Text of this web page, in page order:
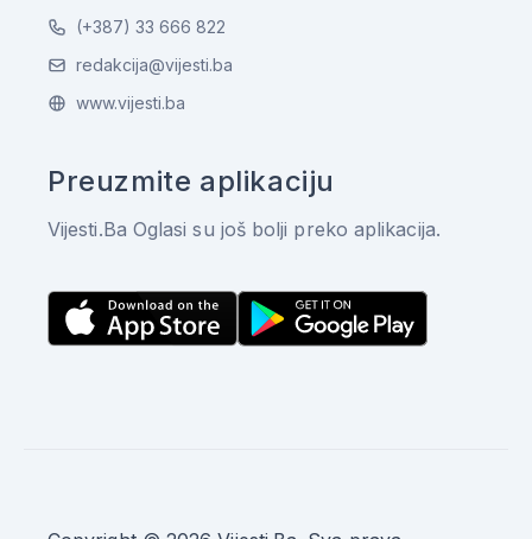
(+387) 33 666 822
redakcija@vijesti.ba
www.vijesti.ba
Preuzmite aplikaciju
Vijesti.Ba Oglasi su još bolji preko aplikacija.